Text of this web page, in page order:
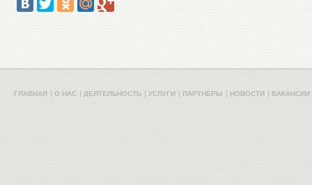
ГЛАВНАЯ О НАС ДЕЯТЕЛЬНОСТЬ УСЛУГИ ПАРТНЕРЫ НОВОСТИ ВАКАНСИИ